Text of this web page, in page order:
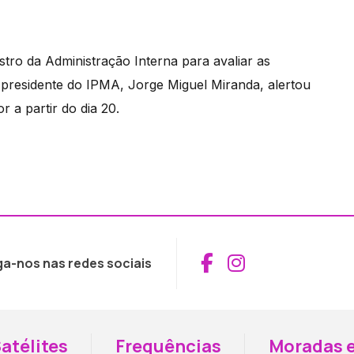
da Administração Interna para avaliar as
do IPMA, Jorge Miguel Miranda, alertou
a partir do dia 20.
nos nas redes sociais Aceder ao
Aceder ao
Frequências Moradas